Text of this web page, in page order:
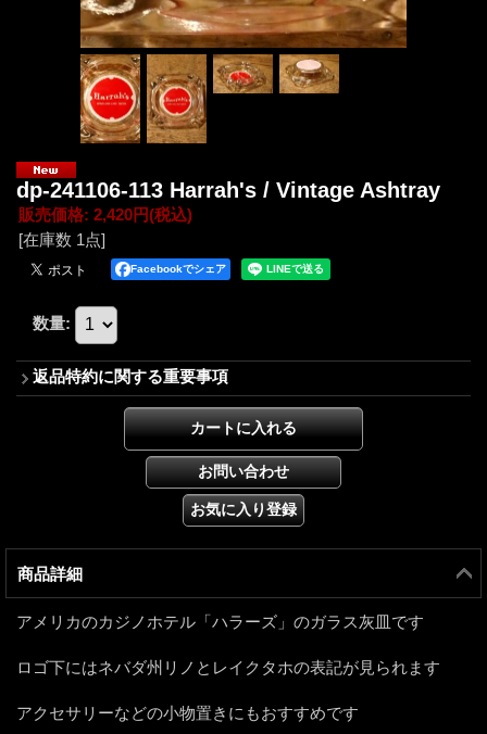
dp-241106-113 Harrah's / Vintage Ashtray
販売価格: 2,420円(税込)
[在庫数 1点]
Facebookでシェア
数量:
返品特約に関する重要事項
商品詳細
アメリカのカジノホテル「ハラーズ」のガラス灰皿です
ロゴ下にはネバダ州リノとレイクタホの表記が見られます
アクセサリーなどの小物置きにもおすすめです